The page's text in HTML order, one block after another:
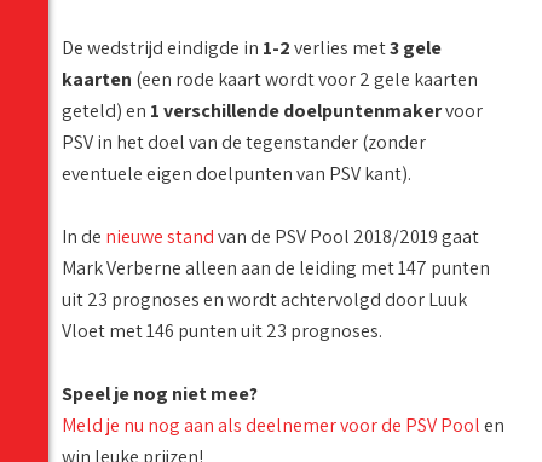
De wedstrijd eindigde in 1-2verlies met3 gele
kaarten (een rode kaart wordt voor 2 gele kaarten
geteld) en 1 verschillende doelpuntenmakervoor
PSV in het doel van de tegenstander (zonder
eventuele eigen doelpunten van PSV kant).
In de nieuwe standvan de PSV Pool 2018/2019 gaat
Mark Verberne alleen aan de leiding met 147 punten
uit 23 prognoses en wordt achtervolgd door Luuk
Vloet met 146 punten uit 23 prognoses.
Speel je nog niet mee?
Meld je nu nog aan als deelnemer voor de PSV Poolen